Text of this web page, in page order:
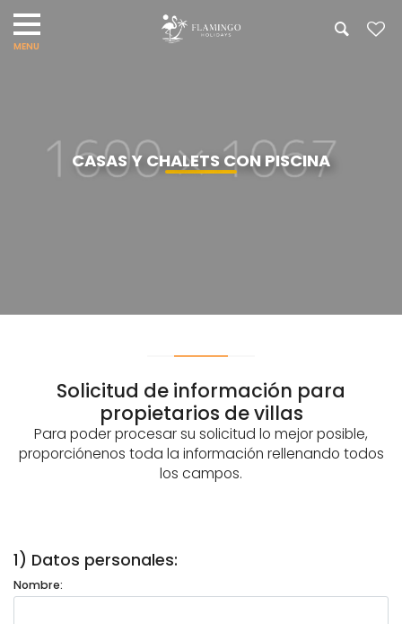
CASAS Y CHALETS CON PISCINA
Solicitud de información para
propietarios de villas
Para poder procesar su solicitud lo mejor posible,
proporciónenos toda la información rellenando todos
los campos.
1) Datos personales:
Nombre: